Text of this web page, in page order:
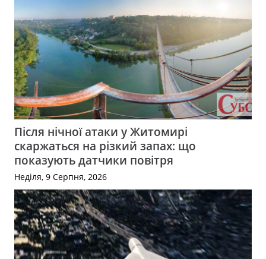
Після нічної атаки у Житомирі
скаржаться на різкий запах: що
показують датчики повітря
Неділя, 9 Серпня, 2026